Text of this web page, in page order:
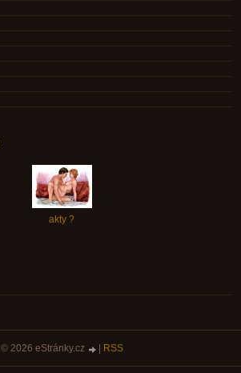
akty ?
© 2026 eStránky.cz RSS